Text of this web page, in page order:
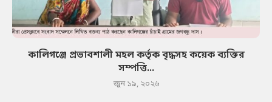
কালিগঞ্জে প্রভাবশালী মহল কর্তৃক বৃদ্ধসহ কয়েক ব্যক্তির
সম্পত্তি...
জুন ১৯, ২০২৬